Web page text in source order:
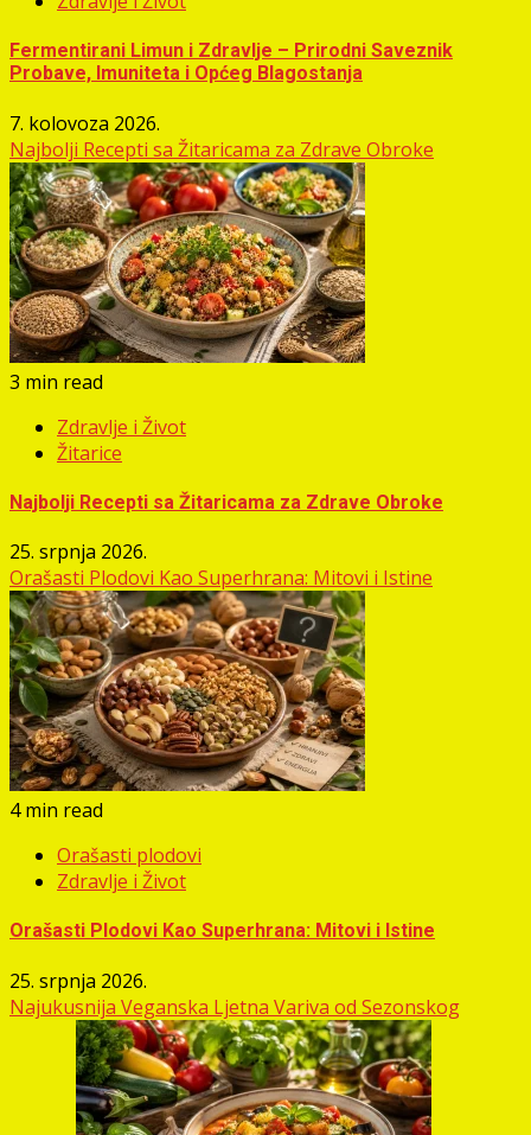
Fermentirani Limun i Zdravlje – Prirodni Saveznik
Probave, Imuniteta i Općeg Blagostanja
7. kolovoza 2026.
Najbolji Recepti sa Žitaricama za Zdrave Obroke
3 min read
Zdravlje i Život
Žitarice
Najbolji Recepti sa Žitaricama za Zdrave Obroke
25. srpnja 2026.
Orašasti Plodovi Kao Superhrana: Mitovi i Istine
4 min read
Orašasti plodovi
Zdravlje i Život
Orašasti Plodovi Kao Superhrana: Mitovi i Istine
25. srpnja 2026.
Najukusnija Veganska Ljetna Variva od Sezonskog